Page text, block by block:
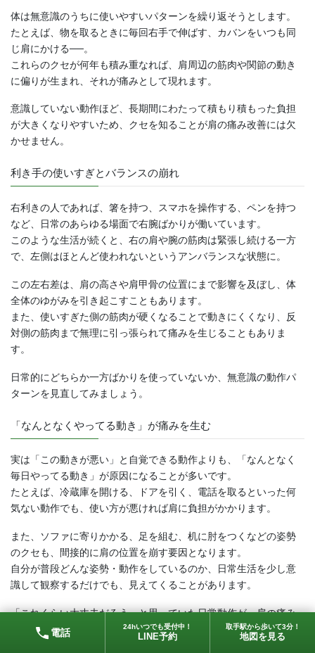
体は無意識のうちに使いやすいパターンを繰り返そうとします。
たとえば、物を取るときに毎回右手で伸ばす、カバンをいつも同
じ肩にかける──。
これらのクセが何年も積み重なれば、肩周辺の筋肉や関節の動き
に偏りが生まれ、それが痛みとして現れます。
意識していない動作ほど、長期間にわたって積もり積もった負担
が大きくなりやすいため、クセを知ることが肩の痛み改善には欠
かせません。
利き手の使いすぎとバランスの崩れ
右利きの人であれば、箸を持つ、スマホを操作する、ペンを持つ
など、日常のあらゆる場面で右腕ばかりが働いています。
このような生活が続くと、右の肩や腕の筋肉は緊張し続ける一方
で、左側はほとんど使われないというアンバランスな状態に。
この左右差は、肩の高さや肩甲骨の位置にまで影響を及ぼし、体
全体のゆがみを引き起こすこともあります。
また、使いすぎた側の筋肉が硬くなることで動きにくくなり、反
対側の筋肉まで無理に引っ張られて痛みを生じることもありま
す。
日常的にどちらか一方ばかりを使っていないか、無意識の動作パ
ターンを見直してみましょう。
「なんとなくやってる動き」が痛みを生む
実は「この動きが悪い」と自覚できる動作よりも、「なんとなく
毎日やってる動き」が原因になることが多いです。
たとえば、冷蔵庫を開ける、ドアを引く、電話を取るといった何
気ない動作でも、使い方が悪ければ肩に負担がかかります。
また、ソファに寄りかかる、足を組む、机に肘をつくなどの姿勢
のクセも、間接的に肩の位置を崩す要因となります。
自分が普段どんな姿勢・動作をしているのか、日常生活を少し意
識して観察するだけでも、見えてくることがあります。
「これくらい大丈夫だろう」と思っていた日常動作が、肩の痛み
のきっかけになっていることもあるのです。
電話 24hいつでも受付中！
LINE予約
取手駅から歩いて3分！
地図を見る